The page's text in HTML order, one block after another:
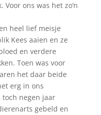
ons was het zo’n
heel lief meisje
Kees aaien en ze
en verdere
Toen was voor
het daar beide
erg in ons
toch negen jaar
gebeld en